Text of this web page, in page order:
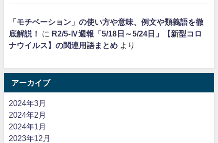
「モチベーション」の使い方や意味、例文や類義語を徹
底解説！
に R2/5-Ⅳ週報「5/18日～5/24日」【新型コロ
ナウイルス】の関連用語まとめ より
アーカイブ
2024年3月
2024年2月
2024年1月
2023年12月